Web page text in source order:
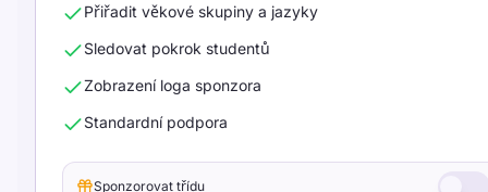
Přiřadit věkové skupiny a jazyky
Sledovat pokrok studentů
Zobrazení loga sponzora
Standardní podpora
Sponzorovat třídu